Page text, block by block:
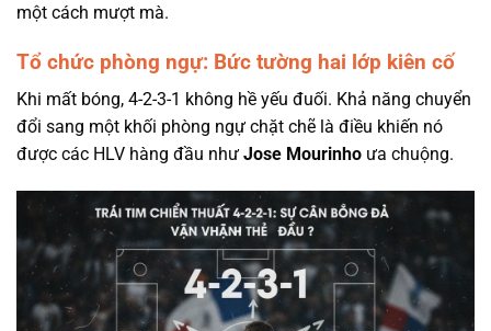
một cách mượt mà.
Tổ chức phòng ngự: Bức tường hai lớp kiên cố
Khi mất bóng, 4-2-3-1 không hề yếu đuối. Khả năng chuyển
đổi sang một khối phòng ngự chặt chẽ là điều khiến nó
được các HLV hàng đầu như Jose Mourinho ưa chuộng.